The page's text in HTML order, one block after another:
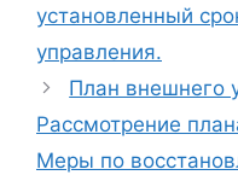
установленный
управления.
План внешнего
Рассмотрение
Меры по